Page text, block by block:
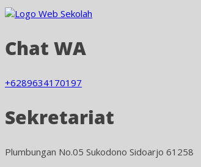
Chat WA
+6289634170197
Sekretariat
Plumbungan No.05 Sukodono Sidoarjo 61258